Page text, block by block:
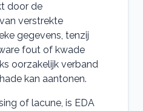
door de
verstrekte
gegevens, tenzij
fout of kwade
oorzakelijk verband
kan aantonen.
of lacune, is EDA